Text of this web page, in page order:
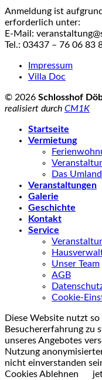
Anmeldung ist
erforderlich unter:
E-Mail:
Tel.: 03437 – 76 06 83
Impressum
Villa Doc
© 2026 Schlosshof
realisiert durch CM1K
Startseite
Vermietung
Das
Veranstaltungen
Galerie
Geschichte
Kontakt
Service
Unser Team
AGB
Cookie-
Diese Website nutzt
Besuchererfahrung zu
unseres Angebotes
Nutzung
nicht einverstanden
Cookies Ablehnen